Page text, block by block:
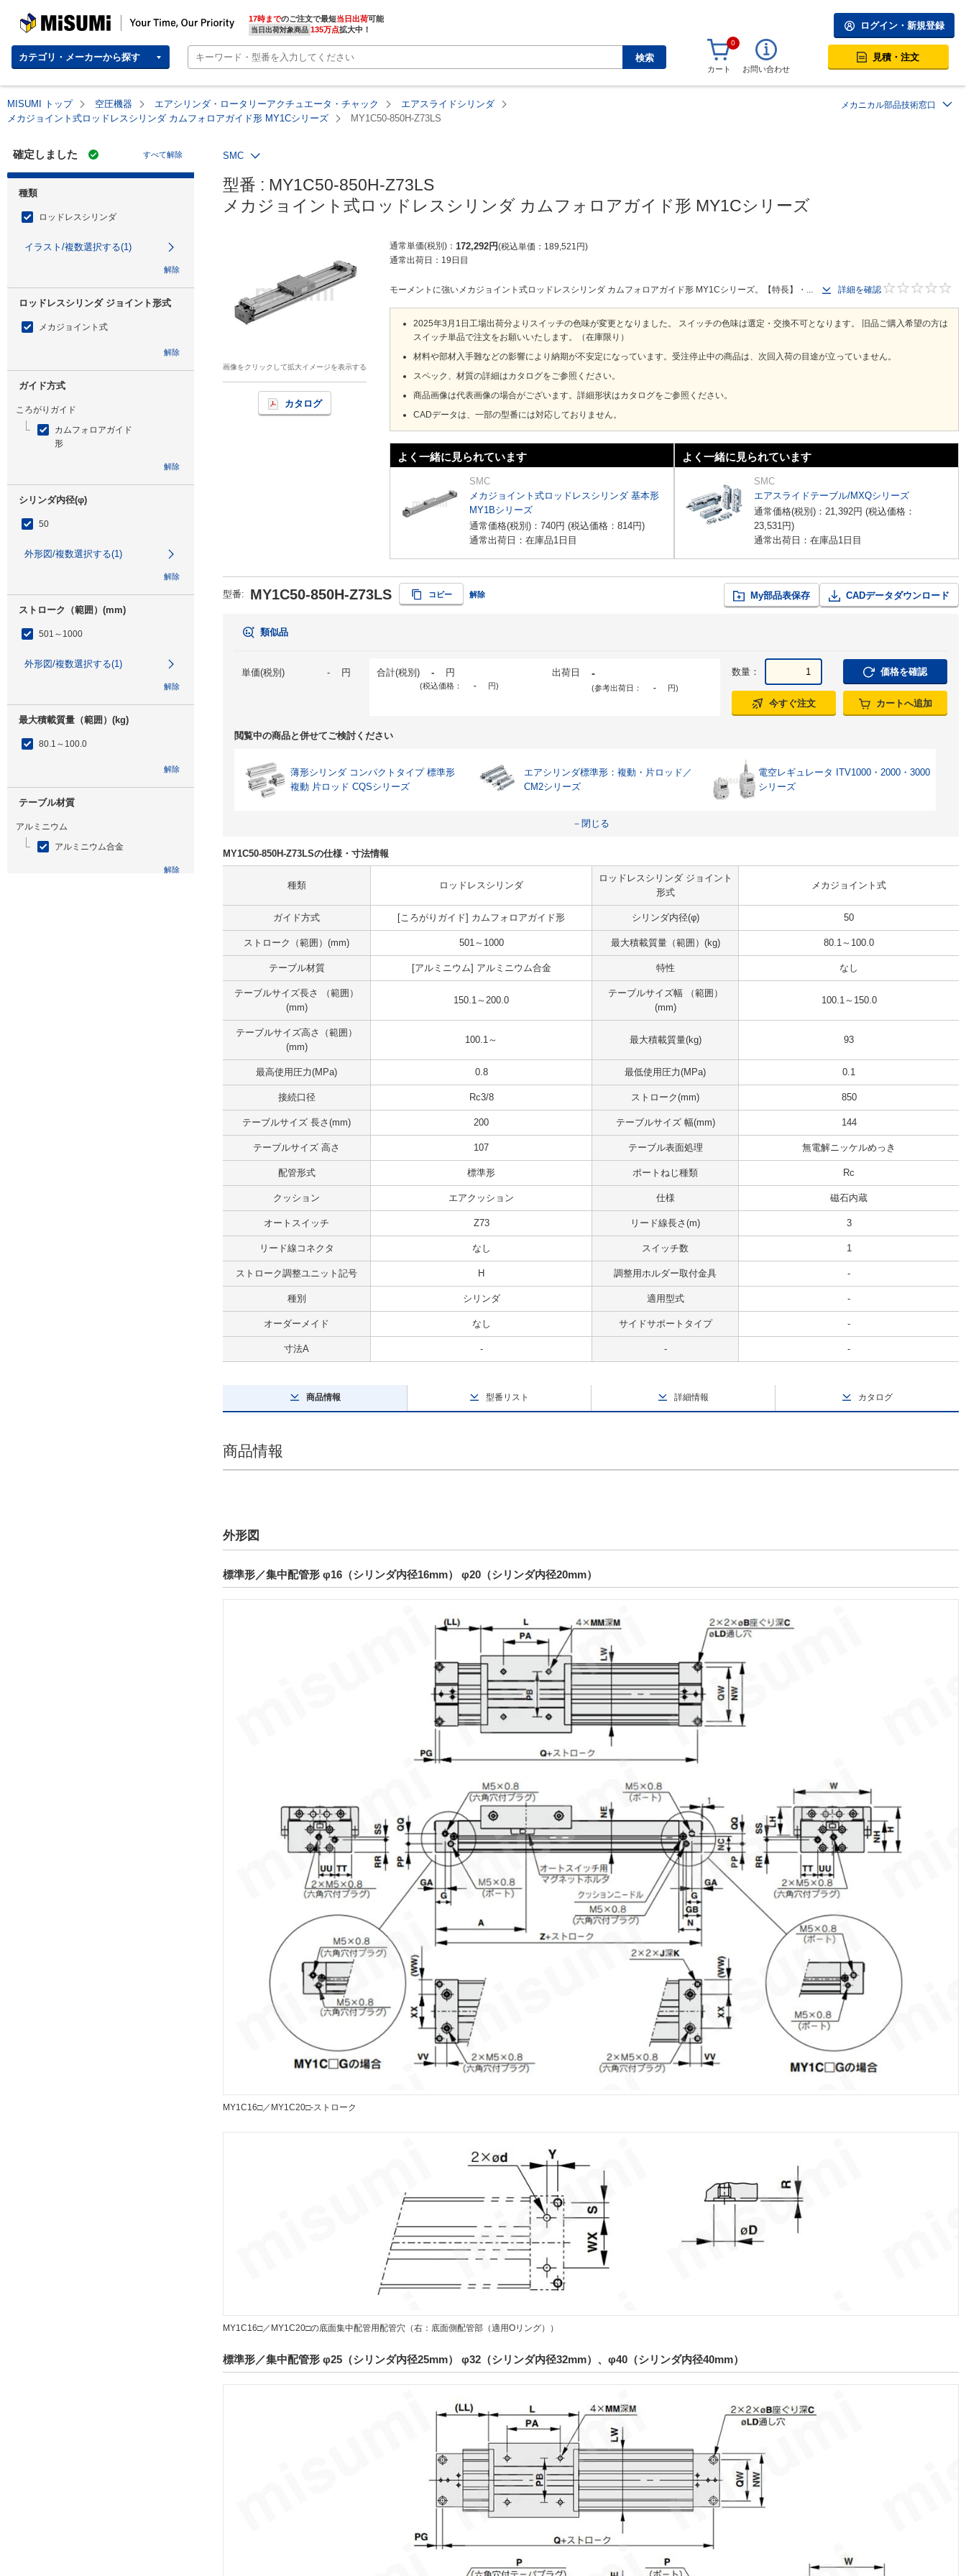
MISUMI | Your Time, Our Priority 17時までのご注文で最短当日出荷
当日出荷対象商品 135万点拡大中！
カテゴリ・メーカーから探す 検索
ログイン・新規登録
0
カート お問い合わせ
見積・注文
MISUMI トップ 空圧機器 エアシリンダ・ロータリーアクチュエータ・チャック
エアスライドシリンダ
メカジョイント式ロッドレスシリンダ カムフォロアガイド形 MY1Cシリーズ
MY1C50-850H-Z73LS
メカニカル部品技術窓口
確定しました すべて解除
種類
ロッドレスシリンダ
イラスト/複数選択する(1)
解除
ロッドレスシリンダ ジョイント形式
メカジョイント式
解除
ガイド方式
ころがりガイド
カムフォロアガイド
形
解除
シリンダ内径(φ)
50
外形図/複数選択する(1)
解除
ストローク（範囲）(mm)
501～1000
外形図/複数選択する(1)
解除
最大積載質量（範囲）(kg)
80.1～100.0
解除
テーブル材質
アルミニウム
アルミニウム合金
解除
SMC
型番 : MY1C50-850H-Z73LS
メカジョイント式ロッドレスシリンダ カムフォロアガイド形 MY1Cシリーズ
画像をクリックして拡大イメージを表示する
カタログ
通常単価(税別) 172,292円 税込単価 189,521 円
通常出荷日： 19日目
モーメントに強いメカジョイント式ロッドレスシリンダ カムフォロアガイド形 MY1Cシリーズ。【特長】・... 詳細を確認
2025年3月1日工場出荷分よりスイッチの色味が変更となりました。 スイッチの色味は選定・交換不可となります。 旧品ご購入希望の方は
スイッチ単品で注文をお願いいたします。（在庫限り）
材料や部材入手難などの影響により納期が不安定になっています。受注停止中の商品は、次回入荷の目途が立っていません。
スペック、材質の詳細はカタログをご参照ください。
商品画像は代表画像の場合がございます。詳細形状はカタログをご参照ください。
CADデータは、一部の型番には対応しておりません。
よく一緒に見られています
SMC
メカジョイント式ロッドレスシリンダ 基本形
MY1Bシリーズ
通常価格(税別)： 740円 (税込価格： 814円)
通常出荷日：在庫品1日目
よく一緒に見られています
SMC
エアスライドテーブル/MXQシリーズ
通常価格(税別)： 21,392円 (税込価格：
23,531円)
通常出荷日：在庫品1日目
型番: MY1C50-850H-Z73LS コピー 解除 My部品表保存 CADデータダウンロード
類似品
単価(税別) - 円 合計(税別) - 円
(税込価格： - 円)
出荷日 -
(参考出荷日： - 円)
数量： 価格を確認
今すぐ注文 カートへ追加
閲覧中の商品と併せてご検討ください
薄形シリンダ コンパクトタイプ 標準形
複動 片ロッド CQSシリーズ
エアシリンダ標準形：複動・片ロッド／
CM2シリーズ
電空レギュレータ ITV1000・2000・3000
シリーズ
－閉じる
MY1C50-850H-Z73LSの仕様・寸法情報
種類 ロッドレスシリンダ
ロッドレスシリンダ ジョイント
形式
メカジョイント式
ガイド方式 [ころがりガイド] カムフォロアガイド形 シリンダ内径(φ) 50
ストローク（範囲）(mm) 501～1000 最大積載質量（範囲）(kg) 80.1～100.0
テーブル材質 [アルミニウム] アルミニウム合金 特性 なし
テーブルサイズ長さ （範囲）
(mm)
150.1～200.0
テーブルサイズ幅 （範囲）
(mm)
100.1～150.0
テーブルサイズ高さ（範囲）
(mm)
100.1～ 最大積載質量(kg) 93
最高使用圧力(MPa) 0.8 最低使用圧力(MPa) 0.1
接続口径 Rc3/8 ストローク(mm) 850
テーブルサイズ 長さ(mm) 200 テーブルサイズ 幅(mm) 144
テーブルサイズ 高さ 107 テーブル表面処理 無電解ニッケルめっき
配管形式 標準形 ポートねじ種類 Rc
クッション エアクッション 仕様 磁石内蔵
オートスイッチ Z73 リード線長さ(m) 3
リード線コネクタ なし スイッチ数 1
ストローク調整ユニット記号 H 調整用ホルダー取付金具 -
種別 シリンダ 適用型式 -
オーダーメイド なし サイドサポートタイプ -
寸法A - - -
商品情報 型番リスト 詳細情報 カタログ
商品情報
外形図
標準形／集中配管形 φ16（シリンダ内径16mm） φ20（シリンダ内径20mm）
MY1C16□／MY1C20□-ストローク
MY1C16□／MY1C20□の底面集中配管用配管穴（右：底面側配管部（適用Oリング））
標準形／集中配管形 φ25（シリンダ内径25mm） φ32（シリンダ内径32mm）、φ40（シリンダ内径40mm）